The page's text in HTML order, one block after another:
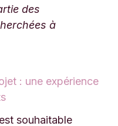
des
à
: une expérience
souhaitable